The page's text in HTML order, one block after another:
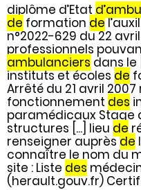
diplôme d’Etat
de formation de
n°2022-629 du 22
professionnels
ambulanciers dans le
instituts et écoles de
Arrêté du 21 avril
fonctionnement des
paramédicaux Stage
structures [...] lieu de
renseigner auprèsde
connaître le nom du
site : Liste des
(herault.gouv.fr)